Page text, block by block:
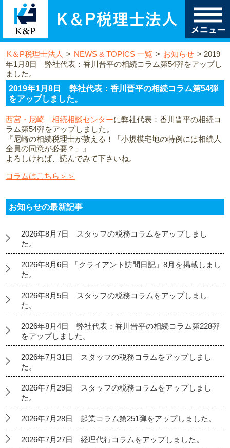
K＆P税理士法人 > NEWS & TOPICS 一覧 > お知らせ >2019
年1月8日 弊社代表：香川晋平の相続コラム第54弾をアップし
ました。
2019年1月8日 弊社代表：香川晋平の相続コラム第54弾
をアップしました。
西宮・尼崎 相続相談センターに弊社代表：香川晋平の相続コ
ラム第54弾をアップしました。
『尼崎の相続税理士が教える！「小規模宅地の特例には相続人
全員の同意が必要？」』
よろしければ、読んでみて下さいね。
コラムはこちら＞＞
お知らせの最新記事
2026年8月7日 スタッフの税務コラムをアップしまし
た。
2026年8月6日 「クライアント訪問日記」8月を掲載しまし
た。
2026年8月5日 スタッフの税務コラムをアップしまし
た。
2026年8月4日 弊社代表：香川晋平の相続コラム第228弾
をアップしました。
2026年7月31日 スタッフの税務コラムをアップしまし
た。
2026年7月29日 スタッフの税務コラムをアップしまし
た。
2026年7月28日 起業コラム第251弾をアップしました。
2026年7月27日 経理代行コラムをアップしました。